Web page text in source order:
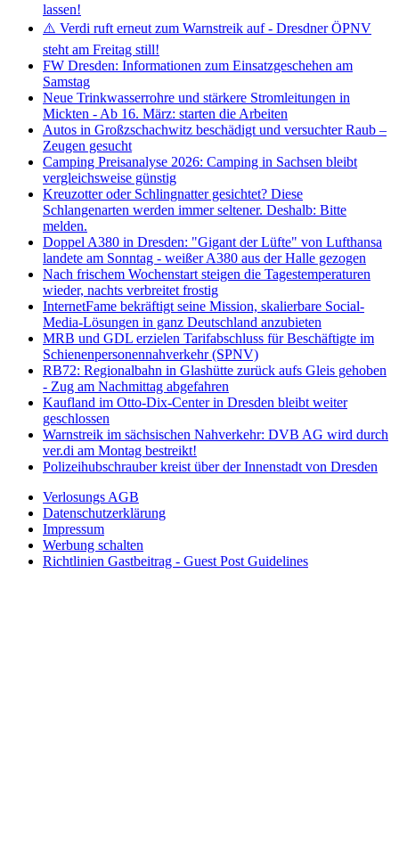
lassen!
⚠️ Verdi ruft erneut zum Warnstreik auf - Dresdner ÖPNV
steht am Freitag still!
FW Dresden: Informationen zum Einsatzgeschehen am
Samstag
Neue Trinkwasserrohre und stärkere Stromleitungen in
Mickten - Ab 16. März: starten die Arbeiten
Autos in Großzschachwitz beschädigt und versuchter Raub –
Zeugen gesucht
Camping Preisanalyse 2026: Camping in Sachsen bleibt
vergleichsweise günstig
Kreuzotter oder Schlingnatter gesichtet? Diese
Schlangenarten werden immer seltener. Deshalb: Bitte
melden.
Doppel A380 in Dresden: "Gigant der Lüfte" von Lufthansa
landete am Sonntag - weißer A380 aus der Halle gezogen
Nach frischem Wochenstart steigen die Tagestemperaturen
wieder, nachts verbreitet frostig
InternetFame bekräftigt seine Mission, skalierbare Social-
Media-Lösungen in ganz Deutschland anzubieten
MRB und GDL erzielen Tarifabschluss für Beschäftigte im
Schienenpersonennahverkehr (SPNV)
RB72: Regionalbahn in Glashütte zurück aufs Gleis gehoben
- Zug am Nachmittag abgefahren
Kaufland im Otto-Dix-Center in Dresden bleibt weiter
geschlossen
Warnstreik im sächsischen Nahverkehr: DVB AG wird durch
ver.di am Montag bestreikt!
Polizeihubschrauber kreist über der Innenstadt von Dresden
Verlosungs AGB
Datenschutzerklärung
Impressum
Werbung schalten
Richtlinien Gastbeitrag - Guest Post Guidelines